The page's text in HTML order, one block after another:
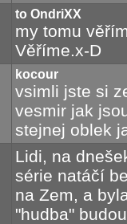
to OndriXX
my tomu
Věříme.x-D
kocour
vsimli jste si
vesmir jak
stejnej oblek
Lidi, na
série natáčí
na Zem, a
"hudba"